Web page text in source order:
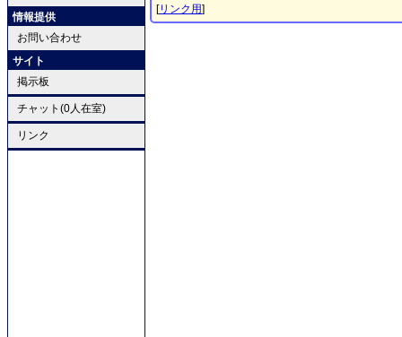
情報提供
お問い合わせ
サイト
掲示板
チャット(0人在室)
リンク
[リンク用]